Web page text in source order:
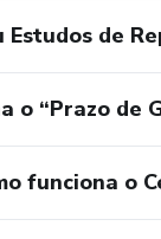
Estudos de
o “Prazo de
funciona o